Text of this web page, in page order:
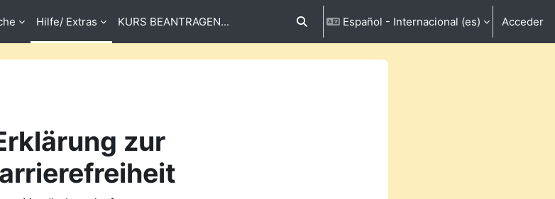
Hilfe/ Extras KURS BEANTRAGEN... Selector de búsqueda de entrada
Español - Internacional ‎(es)‎ Acceder
zur